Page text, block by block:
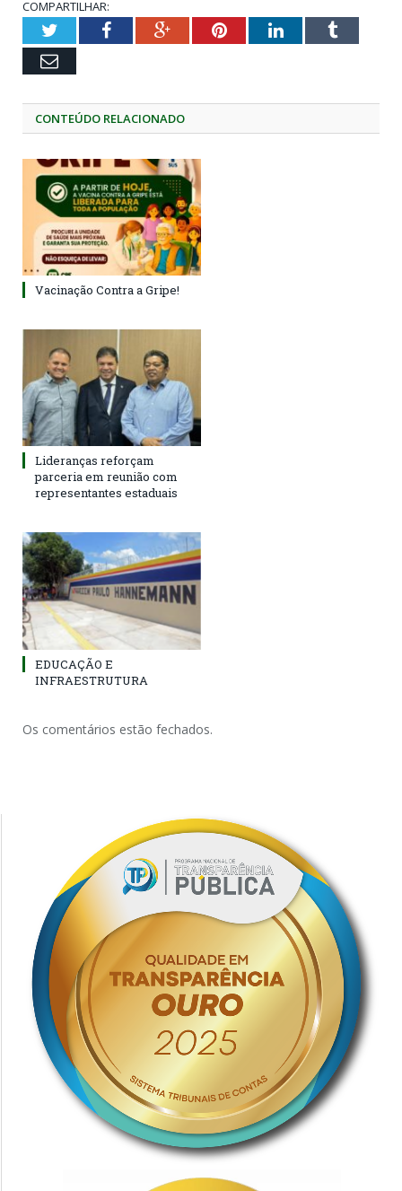
COMPARTILHAR:
TwitterFacebookGoogle+PinterestLinkedInTumblr
Email
CONTEÚDO RELACIONADO
Vacinação Contra a Gripe!
Lideranças reforçam
parceria em reunião com
representantes estaduais
EDUCAÇÃO E
INFRAESTRUTURA
Os comentários estão fechados.